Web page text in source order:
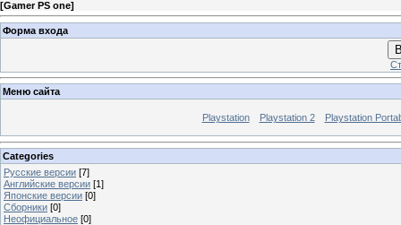
[Gamer PS one]
Форма входа
Меню сайта
Playstation Playstation 2 Playstation
Categories
Русские версии [7]
Английские версии [1]
Японские версии [0]
Сборники [0]
Неофициальное [0]